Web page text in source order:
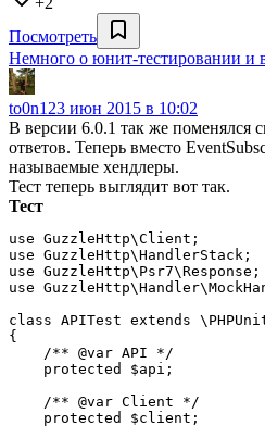
Посмотреть
Немного о юнит-тестировании и
to0n1 23 июн 2015 в 10:02
В версии 6.0.1 так же поменялся
ответов. Теперь вместо
называемые хендлеры.
Тест теперь выглядит вот так.
Тест
use GuzzleHttp\Client;
use GuzzleHttp\HandlerStack;
use GuzzleHttp\Psr7\Response;
use
class APITest extends
{
    /** @var API */
    protected $api;
    /** @var Client */
    protected $client;